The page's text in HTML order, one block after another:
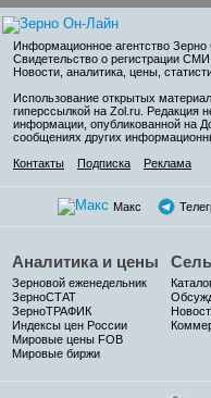
Информационное агентство
Свидетельство о регистрации
Новости, аналитика, цены,
Использование открытых
гиперссылкой на Zol.ru. Редакция
информации, опубликованной на
сообщениях других
Контакты
Подписка Реклама
Макс
Аналитика и цены
Зерновой еженедельник
ЗерноСТАТ
ЗерноТРАФИК
Индексы цен России
Мировые цены FOB
Мировые биржи